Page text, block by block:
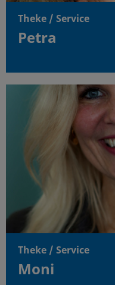
Theke / Service
Petra
Theke / Service
Moni